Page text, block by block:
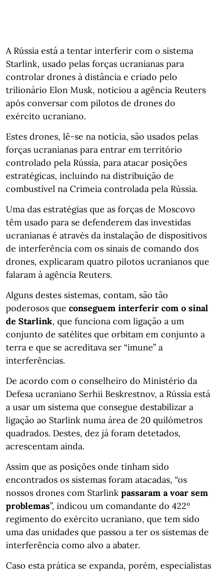
A Rússia está a tentar interferir com o sistema
Starlink, usado pelas forças ucranianas para
controlar drones à distância e criado pelo
trilionário Elon Musk, noticiou a agência Reuters
após conversar com pilotos de drones do
exército ucraniano.
Estes drones, lê-se na notícia, são usados pelas
forças ucranianas para entrar em território
controlado pela Rússia, para atacar posições
estratégicas, incluindo na distribuição de
combustível na Crimeia controlada pela Rússia.
Uma das estratégias que as forças de Moscovo
têm usado para se defenderem das investidas
ucranianas é através da instalação de dispositivos
de interferência com os sinais de comando dos
drones, explicaram quatro pilotos ucranianos que
falaram à agência Reuters.
Alguns destes sistemas, contam, são tão
poderosos que conseguem interferir com o sinal
de Starlink, que funciona com ligação a um
conjunto de satélites que orbitam em conjunto a
terra e que se acreditava ser “imune” a
interferências.
De acordo com o conselheiro do Ministério da
Defesa ucraniano Serhii Beskrestnov, a Rússia está
a usar um sistema que consegue destabilizar a
ligação ao Starlink numa área de 20 quilómetros
quadrados. Destes, dez já foram detetados,
acrescentam ainda.
Assim que as posições onde tinham sido
encontrados os sistemas foram atacadas, “os
nossos drones com Starlink passaram a voar sem
problemas”, indicou um comandante do 422º
regimento do exército ucraniano, que tem sido
uma das unidades que passou a ter os sistemas de
interferência como alvo a abater.
Caso esta prática se expanda, porém, especialistas